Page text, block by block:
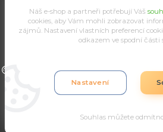
Upravit sběr cookies.
Náš e-shop a partneři potřebují Váš
cookies, aby Vám mohli zobrazovat
zájmů. Nastavení vlastních preferencí
odkazem ve spodní části
Nastavení
Souhlas můžete